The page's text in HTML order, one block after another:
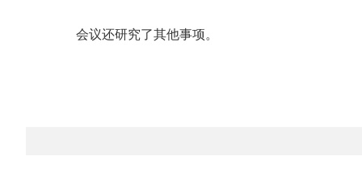
会议还研究了其他事项。